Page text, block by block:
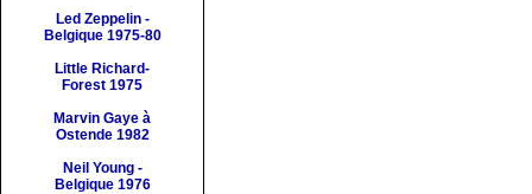
Led Zeppelin -
Belgique 1975-80
Little Richard-
Forest 1975
Marvin Gaye à
Ostende 1982
Neil Young -
Belgique 1976